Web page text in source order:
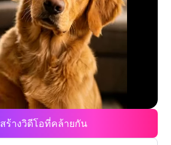
สร้างวิดีโอที่คล้ายกัน